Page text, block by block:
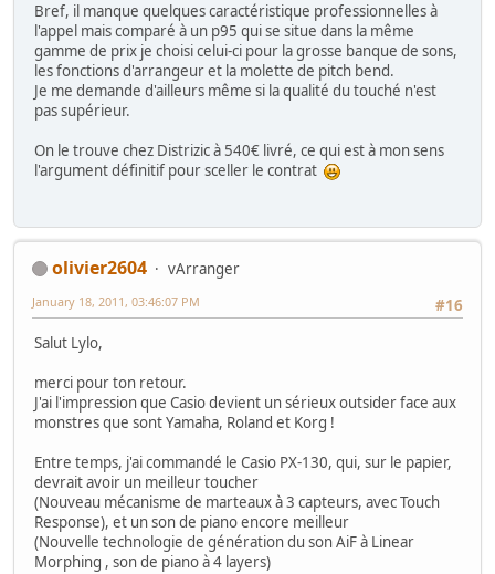
Bref, il manque quelques caractéristique professionnelles à
l'appel mais comparé à un p95 qui se situe dans la même
gamme de prix je choisi celui-ci pour la grosse banque de sons,
les fonctions d'arrangeur et la molette de pitch bend.
Je me demande d'ailleurs même si la qualité du touché n'est
pas supérieur.
On le trouve chez Distrizic à 540€ livré, ce qui est à mon sens
l'argument définitif pour sceller le contrat
olivier2604
vArranger
#16
January 18, 2011, 03:46:07 PM
Salut Lylo,
merci pour ton retour.
J'ai l'impression que Casio devient un sérieux outsider face aux
monstres que sont Yamaha, Roland et Korg !
Entre temps, j'ai commandé le Casio PX-130, qui, sur le papier,
devrait avoir un meilleur toucher
(Nouveau mécanisme de marteaux à 3 capteurs, avec Touch
Response), et un son de piano encore meilleur
(Nouvelle technologie de génération du son AiF à Linear
Morphing , son de piano à 4 layers)